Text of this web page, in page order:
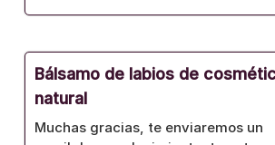
Bálsamo de labios de
natural
Muchas gracias, te enviaremos un